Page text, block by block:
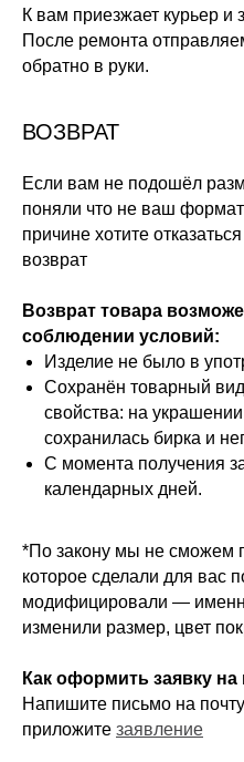
К вам приезжает курьер и
После ремонта
обратно в руки.
ВОЗВРАТ
Если вам не подошёл
поняли что не ваш
причине хотите
возврат
Возврат товара
соблюдении условий:
Изделие не было в
Сохранён товарный
свойства: на
сохранилась бирка и
С момента получения
календарных дней.
*По закону мы не сможем
которое сделали для вас
модифицировали —
изменили размер, цвет
Как оформить заявку на
Напишите письмо на
приложите заявление